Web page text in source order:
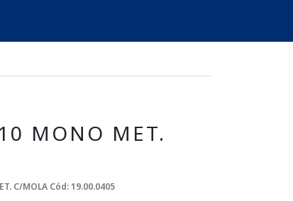
MONO MET.
C/MOLA Cód: 19.00.0405